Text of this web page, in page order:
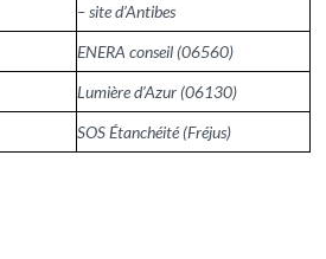
– site d’Antibes
ENERA conseil (06560)
Lumière d’Azur (06130)
SOS Étanchéité (Fréjus)